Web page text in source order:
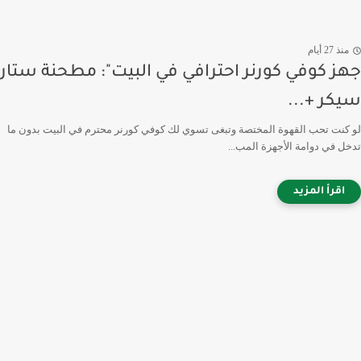
منذ 27 أيام
جهز كوفي كورنر احترافي في البيت": مطحنة ستار
سيكر +...
لو كنت تحب القهوة المختصة وتبغى تسوي لك كوفي كورنر محترم في البيت بدون ما
تدخل في دوامة الأجهزة المب...